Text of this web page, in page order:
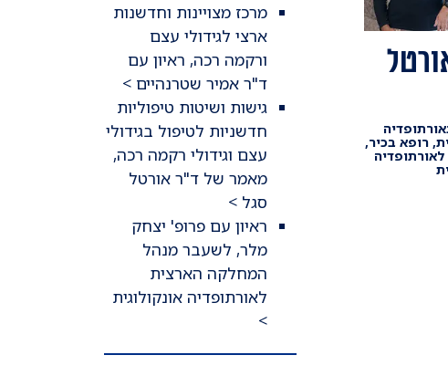
רופא בכיר,
מרכז מצויינות וחדשנות
ארצי לגידולי עצם
ורקמה רכה, ראיון עם
ד"ר אמיר שטרנהיים >
גישות ושיטות טיפוליות
חדשניות לטיפול בגידולי
עצם וגידולי רקמה רכה,
מאמר של ד"ר אורטל
סגל >
ראיון עם פרופ' יצחק
מלר, לשעבר מנהל
המחלקה הארצית
לאורתופדיה אונקולוגית
>